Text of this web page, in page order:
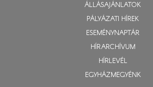
ÁLLÁSAJÁNLATOK
PÁLYÁZATI HÍREK
ESEMÉNYNAPTÁR
HÍRARCHÍVUM
HÍRLEVÉL
EGYHÁZMEGYÉNK